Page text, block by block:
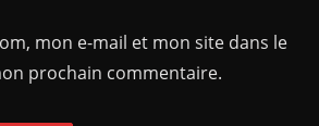
mon e-mail et mon site dans le
prochain commentaire.